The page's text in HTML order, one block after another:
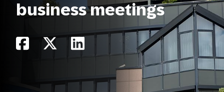
business meetings